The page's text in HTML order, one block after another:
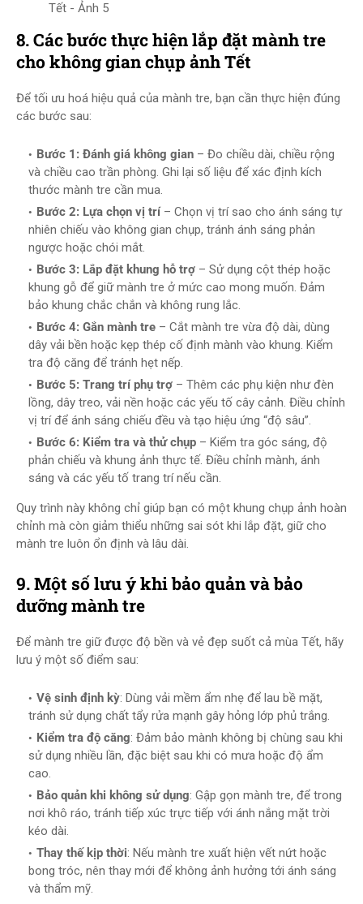
Tết - Ảnh 5
8. Các bước thực hiện lắp đặt mành tre
cho không gian chụp ảnh Tết
Để tối ưu hoá hiệu quả của mành tre, bạn cần thực hiện đúng
các bước sau:
Bước 1: Đánh giá không gian – Đo chiều dài, chiều rộng
và chiều cao trần phòng. Ghi lại số liệu để xác định kích
thước mành tre cần mua.
Bước 2: Lựa chọn vị trí– Chọn vị trí sao cho ánh sáng tự
nhiên chiếu vào không gian chụp, tránh ánh sáng phản
ngược hoặc chói mắt.
Bước 3: Lắp đặt khung hỗ trợ – Sử dụng cột thép hoặc
khung gỗ để giữ mành tre ở mức cao mong muốn. Đảm
bảo khung chắc chắn và không rung lắc.
Bước 4: Gắn mành tre – Cắt mành tre vừa độ dài, dùng
dây vải bền hoặc kẹp thép cố định mành vào khung. Kiểm
tra độ căng để tránh hẹt nếp.
Bước 5: Trang trí phụ trợ – Thêm các phụ kiện như đèn
lồng, dây treo, vải nền hoặc các yếu tố cây cảnh. Điều chỉnh
vị trí để ánh sáng chiếu đều và tạo hiệu ứng “độ sâu”.
Bước 6: Kiểm tra và thử chụp – Kiểm tra góc sáng, độ
phản chiếu và khung ảnh thực tế. Điều chỉnh mành, ánh
sáng và các yếu tố trang trí nếu cần.
Quy trình này không chỉ giúp bạn có một khung chụp ảnh hoàn
chỉnh mà còn giảm thiểu những sai sót khi lắp đặt, giữ cho
mành tre luôn ổn định và lâu dài.
9. Một số lưu ý khi bảo quản và bảo
dưỡng mành tre
Để mành tre giữ được độ bền và vẻ đẹp suốt cả mùa Tết, hãy
lưu ý một số điểm sau:
Vệ sinh định kỳ: Dùng vải mềm ẩm nhẹ để lau bề mặt,
tránh sử dụng chất tẩy rửa mạnh gây hỏng lớp phủ trắng.
Kiểm tra độ căng: Đảm bảo mành không bị chùng sau khi
sử dụng nhiều lần, đặc biệt sau khi có mưa hoặc độ ẩm
cao.
Bảo quản khi không sử dụng: Gập gọn mành tre, để trong
nơi khô ráo, tránh tiếp xúc trực tiếp với ánh nắng mặt trời
kéo dài.
Thay thế kịp thời: Nếu mành tre xuất hiện vết nứt hoặc
bong tróc, nên thay mới để không ảnh hưởng tới ánh sáng
và thẩm mỹ.